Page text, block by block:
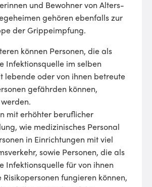
und Bewohner von Alters-
gehören ebenfalls zur
der Grippeimpfung.
können Personen, die als
Infektionsquelle im selben
lebende oder von ihnen betreute
gefährden können,
mit erhöhter beruflicher
wie medizinisches Personal
in Einrichtungen mit viel
sowie Personen, die als
Infektionsquelle für von ihnen
Risikopersonen fungieren können,